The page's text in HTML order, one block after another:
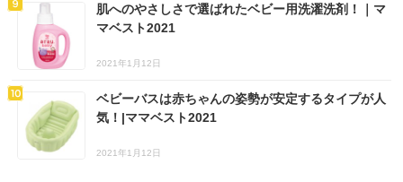
肌へのやさしさで選ばれたベビー用洗濯洗剤！｜マ
マベスト2021
2021年1月12日
ベビーバスは赤ちゃんの姿勢が安定するタイプが人
気！|ママベスト2021
2021年1月12日